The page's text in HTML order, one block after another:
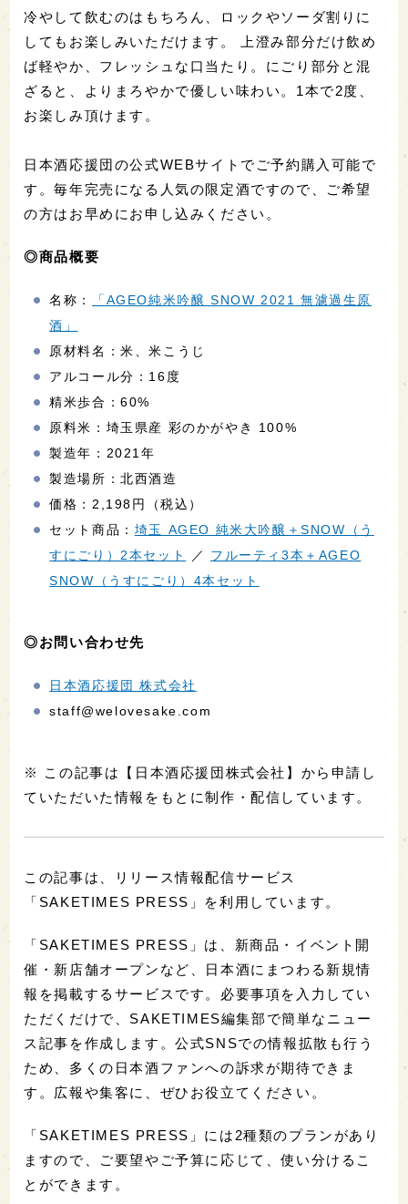
冷やして飲むのはもちろん、ロックやソーダ割りに
してもお楽しみいただけます。 上澄み部分だけ飲め
ば軽やか、フレッシュな口当たり。にごり部分と混
ざると、よりまろやかで優しい味わい。1本で2度、
お楽しみ頂けます。
日本酒応援団の公式WEBサイトでご予約購入可能で
す。毎年完売になる人気の限定酒ですので、ご希望
の方はお早めにお申し込みください。
◎商品概要
名称：
「AGEO純米吟醸 SNOW 2021 無濾過生原
酒」
原材料名：米、米こうじ
アルコール分：16度
精米歩合：60%
原料米：埼玉県産 彩のかがやき 100%
製造年：2021年
製造場所：北西酒造
価格：2,198円（税込）
セット商品： 埼玉 AGEO 純米大吟醸＋SNOW（う
すにごり）2本セット
／ フルーティ3本＋AGEO
SNOW（うすにごり）4本セット
◎お問い合わせ先
日本酒応援団 株式会社
staff@welovesake.com
※ この記事は【日本酒応援団株式会社】から申請し
ていただいた情報をもとに制作・配信しています。
この記事は、リリース情報配信サービス
「SAKETIMES PRESS」を利用しています。
「SAKETIMES PRESS」は、新商品・イベント開
催・新店舗オープンなど、日本酒にまつわる新規情
報を掲載するサービスです。必要事項を入力してい
ただくだけで、SAKETIMES編集部で簡単なニュー
ス記事を作成します。公式SNSでの情報拡散も行う
ため、多くの日本酒ファンへの訴求が期待できま
す。広報や集客に、ぜひお役立てください。
「SAKETIMES PRESS」には2種類のプランがあり
ますので、ご要望やご予算に応じて、使い分けるこ
とができます。